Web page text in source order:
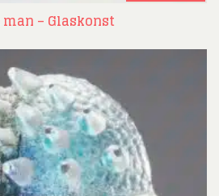
– Glaskonst